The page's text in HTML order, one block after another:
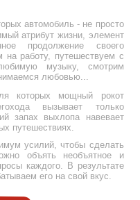
автомобиль - не просто
атрибут жизни, элемент
продолжение своего
работу, путешествуем с
музыку, смотрим
любовью...
которых мощный рокот
вызывает только
запах выхлопа навевает
путешествиях.
усилий, чтобы сделать
объять необъятное и
каждого. В результате
его на свой вкус.